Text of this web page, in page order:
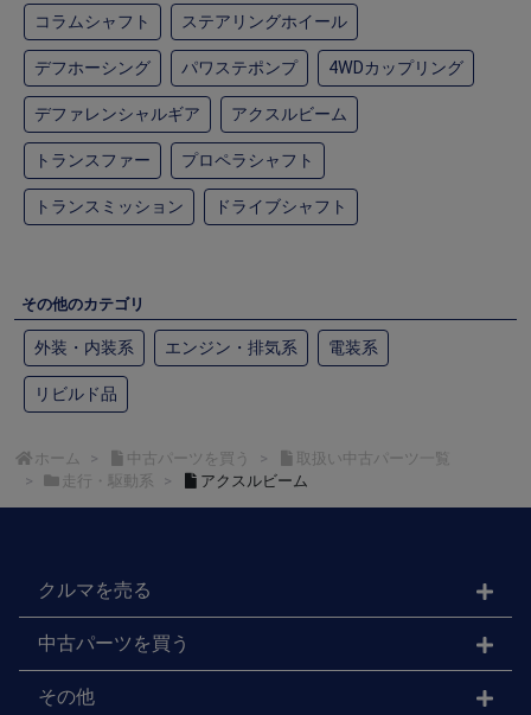
コラムシャフト ステアリングホイール
デフホーシング パワステポンプ 4WDカップリング
デファレンシャルギア アクスルビーム
トランスファー プロペラシャフト
トランスミッション ドライブシャフト
その他のカテゴリ
外装・内装系 エンジン・排気系 電装系
リビルド品
ホーム 中古パーツを買う
取扱い中古パーツ一覧
走行・駆動系
アクスルビーム
クルマを売る
中古パーツを買う
その他